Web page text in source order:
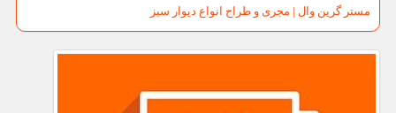
مستر گرین وال | مجری و طراح انواع دیوار سبز